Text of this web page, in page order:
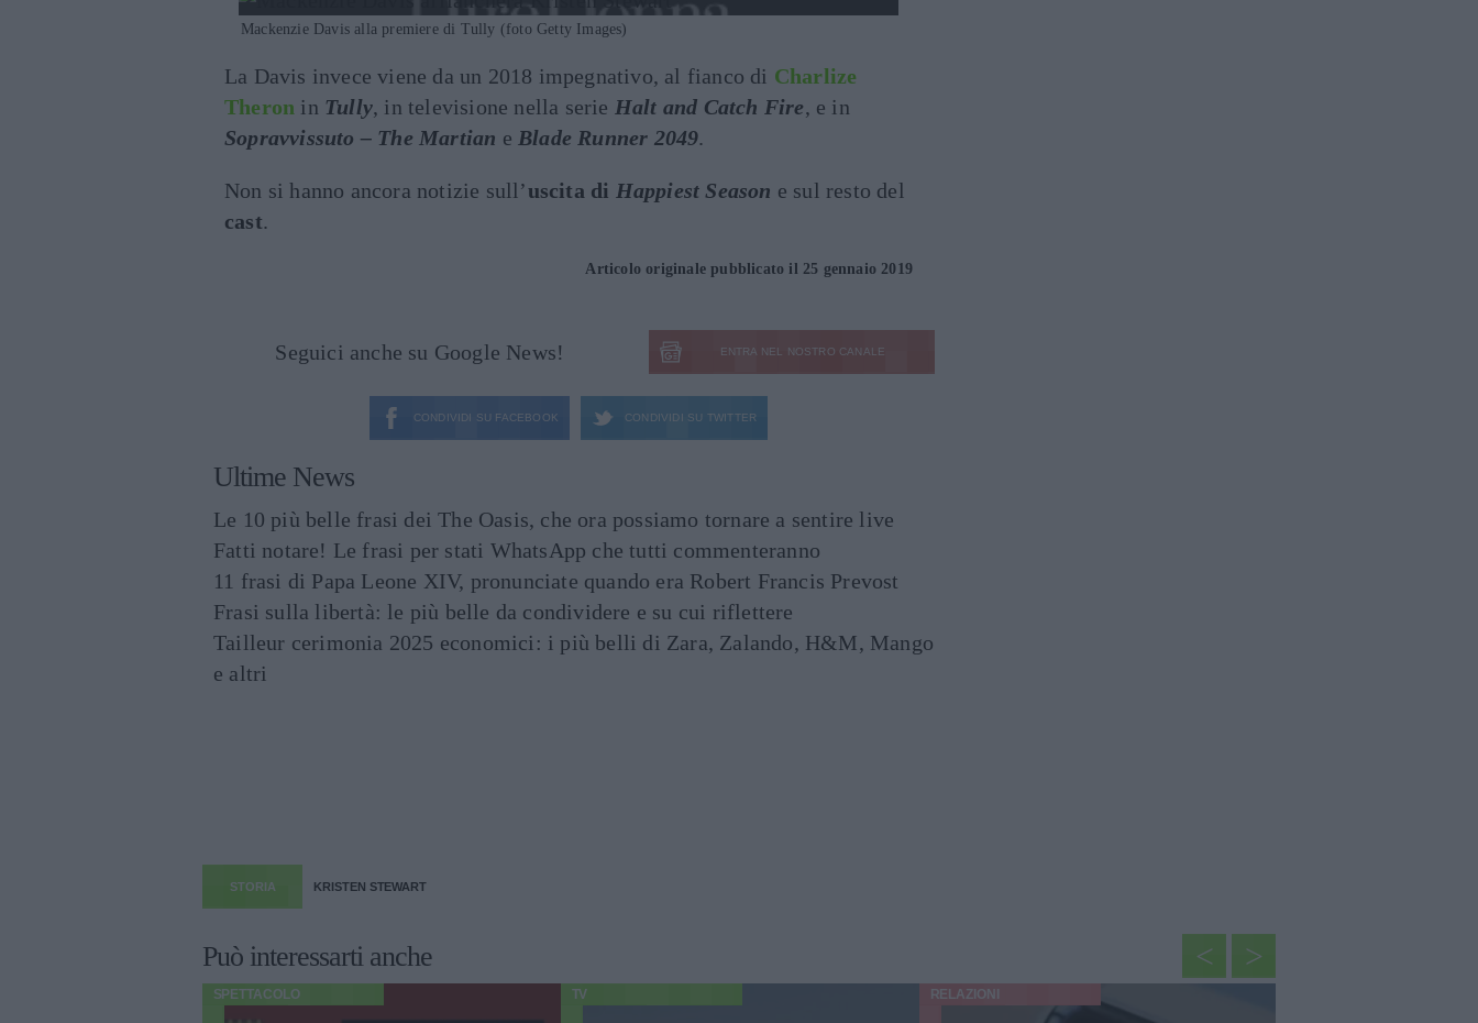
Mackenzie Davis alla premiere di Tully (foto Getty Images)
La Davis invece viene da un 2018 impegnativo, al fianco di Charlize
Theron in Tully, in televisione nella serie Halt and Catch Fire, e in
Sopravvissuto – The Martian e Blade Runner 2049.
Non si hanno ancora notizie sull’uscita di Happiest Season e sul resto del
cast.
Articolo originale pubblicato il 25 gennaio 2019
Seguici anche su Google News! ENTRA NEL NOSTRO CANALE
CONDIVIDI SU FACEBOOK CONDIVIDI SU TWITTER
Ultime News
Le 10 più belle frasi dei The Oasis, che ora possiamo tornare a sentire live
Fatti notare! Le frasi per stati WhatsApp che tutti commenteranno
11 frasi di Papa Leone XIV, pronunciate quando era Robert Francis Prevost
Frasi sulla libertà: le più belle da condividere e su cui riflettere
Tailleur cerimonia 2025 economici: i più belli di Zara, Zalando, H&M, Mango
e altri
STORIA KRISTEN STEWART
Può interessarti anche
SPETTACOLO TV RELAZIONI